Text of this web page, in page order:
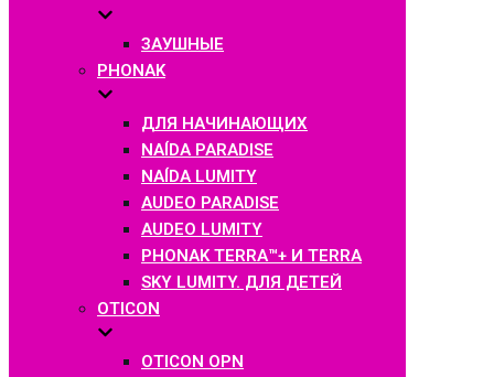
ЗАУШНЫЕ
PHONAK
ДЛЯ НАЧИНАЮЩИХ
NAÍDA PARADISE
NAÍDA LUMITY
AUDEO PARADISE
AUDEO LUMITY
PHONAK TERRA™+ И TERRA
SKY LUMITY. ДЛЯ ДЕТЕЙ
OTICON
OTICON OPN